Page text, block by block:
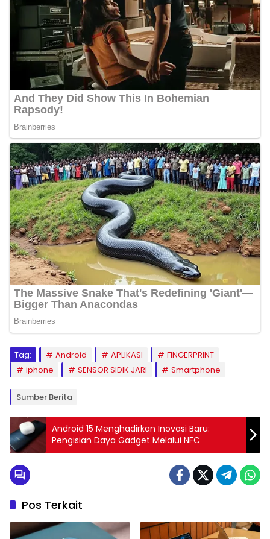
Tag: Android APLIKASI
FINGERPRINT
iphone
SENSOR SIDIK JARI Smartphone
Sumber Berita
Android 15 Menghadirkan Inovasi Baru:
Pengisian Daya Gadget Melalui NFC
Pos Terkait